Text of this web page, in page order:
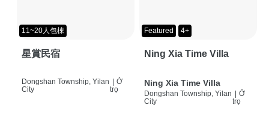
11~20人包棟
星賞民宿
Dongshan Township, Yilan
City
Ở
trọ
Featured 4+
Ning Xia Time Villa
Ning Xia Time Villa
Dongshan Township, Yilan
City
Ở
trọ